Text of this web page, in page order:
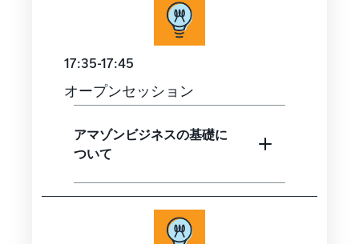
17:35-17:45
オープンセッション
アマゾンビジネスの基礎に
ついて